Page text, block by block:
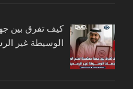
كيف تفرق بين
الوسيطة غير